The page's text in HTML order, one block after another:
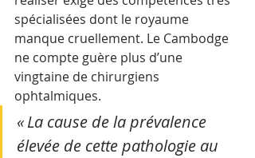
spécialisées dont le royaume
manque cruellement. Le Cambodge
ne compte guère plus d’une
vingtaine de chirurgiens
ophtalmiques.
« La cause de la prévalence
élevée de cette pathologie au